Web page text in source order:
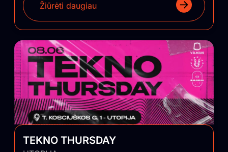
Žiūrėti daugiau
TEKNO THURSDAY